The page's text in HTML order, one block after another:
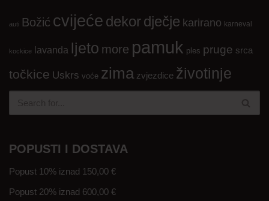
auti Božić cvijeće dekordječje karirano karneval
kockice lavanda ljeto more pamuk ples pruge srca
točkice Uskrs voće zima zvjezdice životinje
POPUSTI I DOSTAVA
Popust 10% iznad 150,00 €
Popust 20% iznad 600,00 €